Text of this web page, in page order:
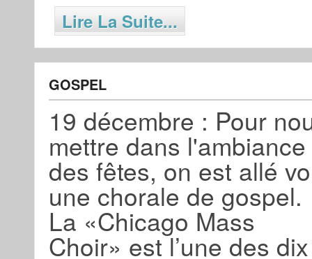
Lire La Suite...
GOSPEL
19 décembre : Pour
mettre dans l'ambiance
des fêtes, on est allé
une chorale de gospel.
La «Chicago Mass
Choir» est l’une des dix